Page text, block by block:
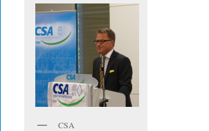
CSA